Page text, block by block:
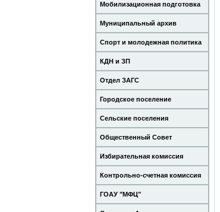
Мобилизационная подготовка
Муниципальный архив
Спорт и молодежная политика
КДН и ЗП
Отдел ЗАГС
Городское поселение
Сельские поселения
Общественный Совет
Избирательная комиссия
Контрольно-счетная комиссия
ГОАУ "МФЦ"